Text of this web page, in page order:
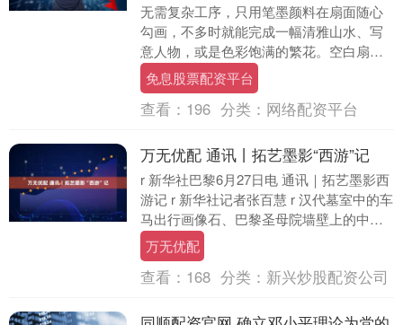
无需复杂工序，只用笔墨颜料在扇面随心
勾画，不多时就能完成一幅清雅山水、写
意人物，或是色彩饱满的繁花。空白扇面
在笔下慢慢生出景致，亲手创作的过程新
奇又治愈，体验感....
免息股票配资平台
查看： 196 分类： 网络配资平台
万无优配 通讯丨拓艺墨影“西游”记
r 新华社巴黎6月27日电 通讯｜拓艺墨影西
游记 r 新华社记者张百慧 r 汉代墓室中的车
马出行画像石、巴黎圣母院墙壁上的中世
纪涂鸦，两个在时空上本无交集的陌生....
万无优配
查看： 168 分类： 新兴炒股配资公司